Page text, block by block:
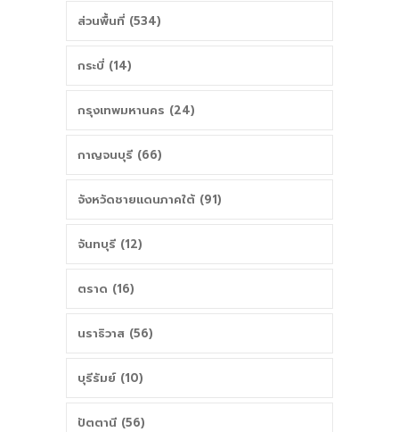
ส่วนพื้นที่ (534)
กระบี่ (14)
กรุงเทพมหานคร (24)
กาญจนบุรี (66)
จังหวัดชายแดนภาคใต้ (91)
จันทบุรี (12)
ตราด (16)
นราธิวาส (56)
บุรีรัมย์ (10)
ปัตตานี (56)